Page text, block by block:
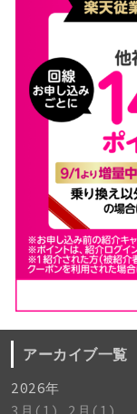
アーカイブ一覧
2026年